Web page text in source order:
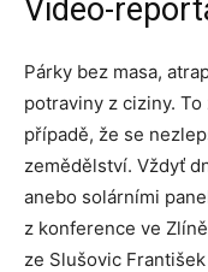
Video-
Párky bez masa,
potraviny z ciziny.
případě, že se
zemědělství. Vždyť
anebo solárními
z konference ve
ze Slušovic František